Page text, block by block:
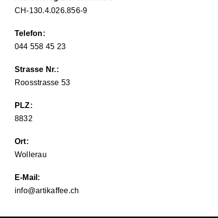
CH-130.4.026.856-9
Telefon:
044 558 45 23
Strasse Nr.:
Roosstrasse 53
PLZ:
8832
Ort:
Wollerau
E-Mail:
info@artikaffee.ch